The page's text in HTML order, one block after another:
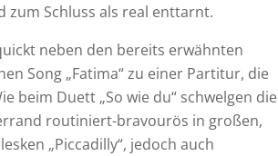
zum Schluss als real enttarnt.
neben den bereits erwähnten
Song „Fatima“ zu einer Partitur, die
beim Duett „So wie du“ schwelgen die
routiniert-bravourös in großen,
„Piccadilly“, jedoch auch